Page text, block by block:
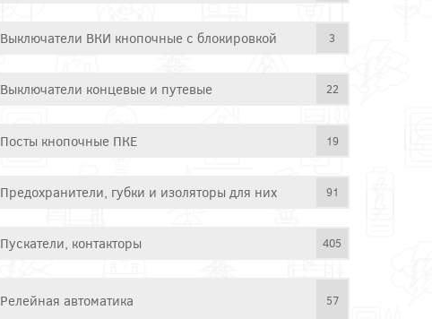
Выключатели ВКИ кнопочные с блокировкой 3
Выключатели концевые и путевые 22
Посты кнопочные ПКЕ 19
Предохранители, губки и изоляторы для них 91
Пускатели, контакторы 405
Релейная автоматика 57